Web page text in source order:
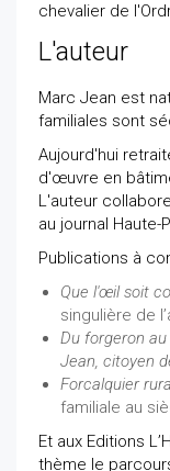
chevalier de
L'auteur
Marc Jean est
familiales sont
Aujourd'hui
d'œuvre en
L'auteur
au journal
Publications à
Que l'œil soit
singulière de
Du forgeron
Jean, citoyen
Forcalquier
familiale au
Et aux Editions
thème le